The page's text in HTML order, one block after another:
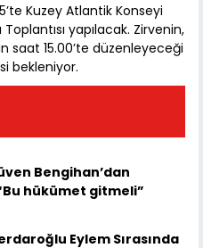
Kuzey Atlantik Konseyi
yapılacak. Zirvenin,
saat 15.00’te düzenleyeceği
bekleniyor.
Bengihan’dan
hükümet gitmeli”
Eylem Sırasında